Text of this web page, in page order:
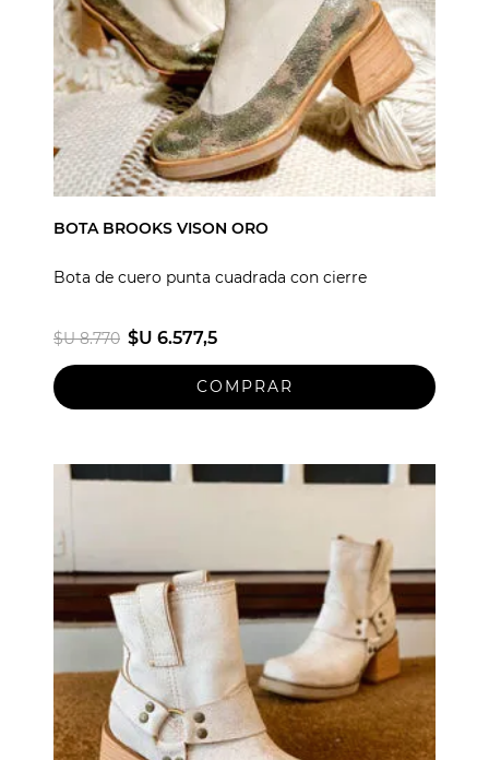
BOTA BROOKS VISON ORO
Bota de cuero punta cuadrada con cierre
$U 8.770 $U 6.577,5